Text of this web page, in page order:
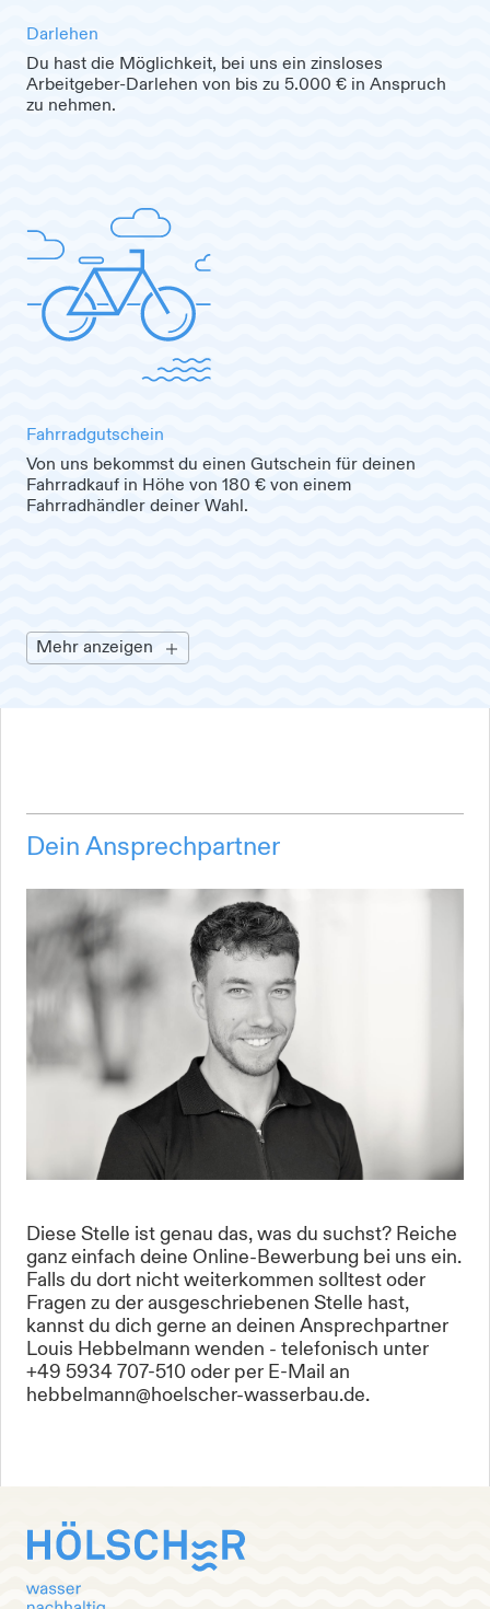
Darlehen
Du hast die Möglichkeit, bei uns ein zinsloses
Arbeitgeber-Darlehen von bis zu 5.000 € in Anspruch
zu nehmen.
Fahrradgutschein
Von uns bekommst du einen Gutschein für deinen
Fahrradkauf in Höhe von 180 € von einem
Fahrradhändler deiner Wahl.
Mehr anzeigen
Dein Ansprechpartner
Diese Stelle ist genau das, was du suchst? Reiche
ganz einfach deine Online-Bewerbung bei uns ein.
Falls du dort nicht weiterkommen solltest oder
Fragen zu der ausgeschriebenen Stelle hast,
kannst du dich gerne an deinen Ansprechpartner
Louis Hebbelmann wenden - telefonisch unter
+49 5934 707-510 oder per E-Mail an
hebbelmann@hoelscher-wasserbau.de.